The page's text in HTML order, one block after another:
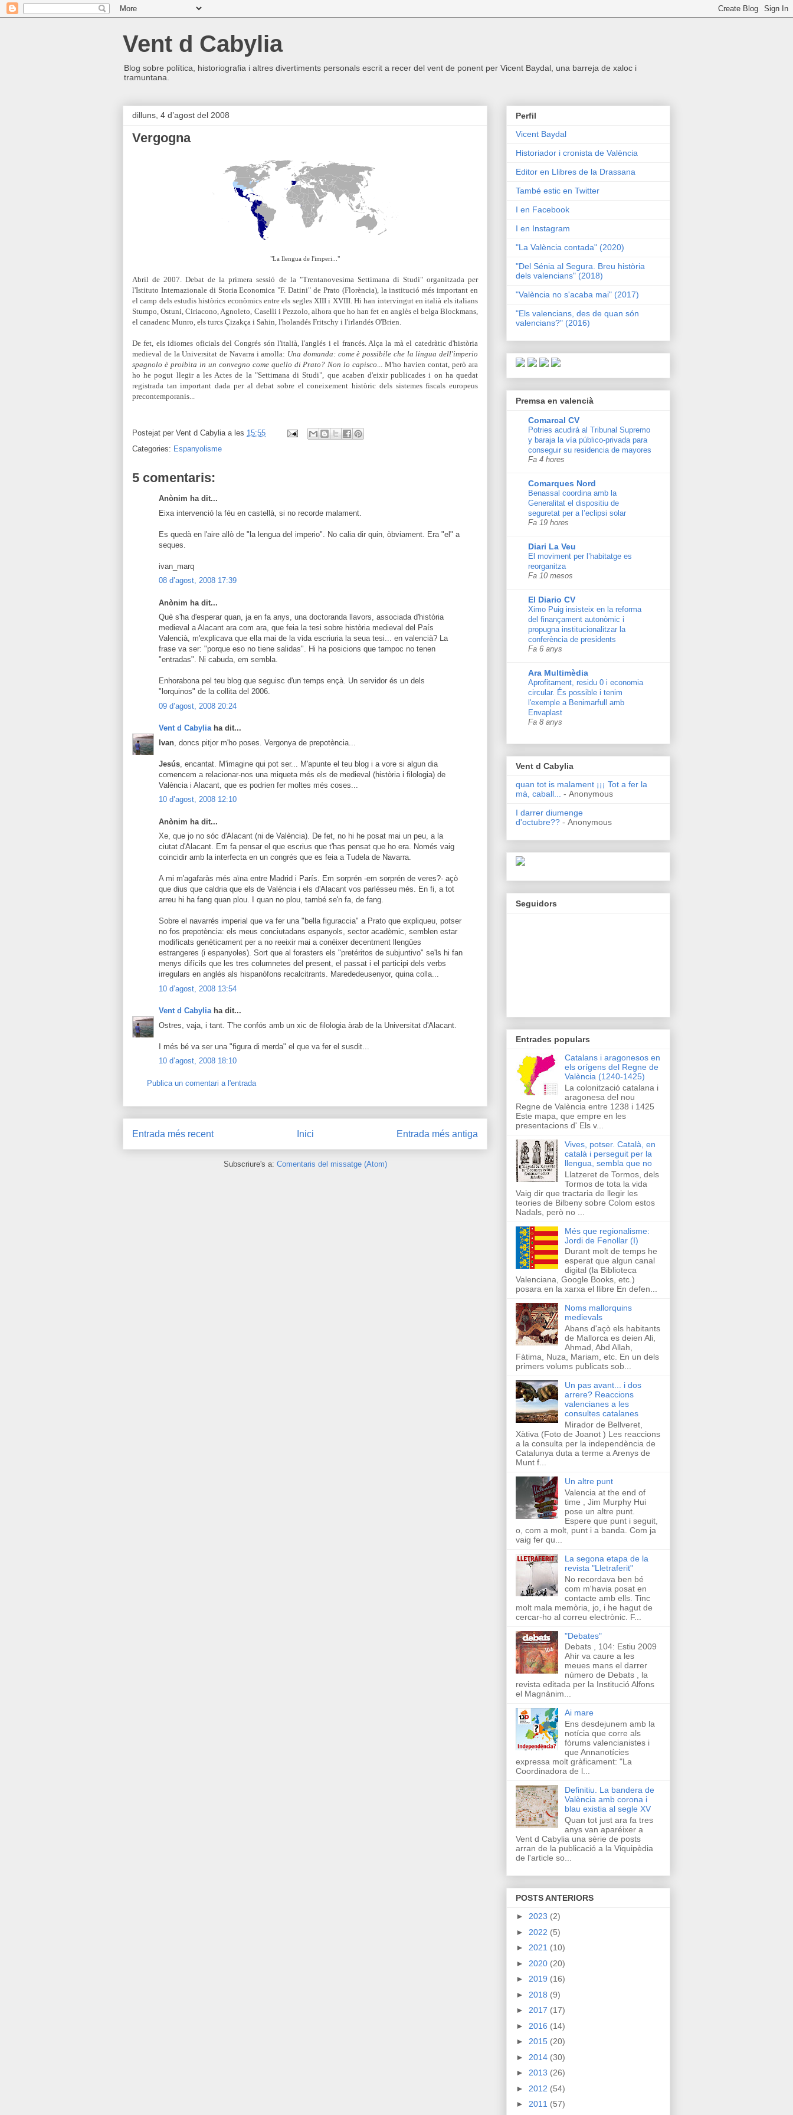
Vent d Cabylia
Blog sobre política, historiografia i altres divertiments personals escrit a recer del vent de ponent per Vicent Baydal, una barreja de xaloc i
tramuntana.
dilluns, 4 d’agost del 2008
Vergogna
"La llengua de l'imperi..."
Abril de 2007. Debat de la primera sessió de la "Trentanovesima Settimana di Studi" organitzada per
l'Istituto Internazionale di Storia Economica "F. Datini" de Prato (Florència), la institució més important en
el camp dels estudis històrics econòmics entre els segles XIII i XVIII. Hi han intervingut en italià els italians
Stumpo, Ostuni, Ciriacono, Agnoleto, Caselli i Pezzolo, alhora que ho han fet en anglès el belga Blockmans,
el canadenc Munro, els turcs Çizakça i Sahin, l'holandés Fritschy i l'irlandés O'Brien.
De fet, els idiomes oficials del Congrés són l'italià, l'anglés i el francés. Alça la mà el catedràtic d'història
medieval de la Universitat de Navarra i amolla: Una domanda: come è possibile che la lingua dell'imperio
spagnolo è proibita in un convegno come quello di Prato? Non lo capisco... M'ho havien contat, però ara
ho he pogut llegir a les Actes de la "Settimana di Studi", que acaben d'eixir publicades i on ha quedat
registrada tan important dada per al debat sobre el coneixement històric dels sistemes fiscals europeus
precontemporanis...
Postejat per Vent d Cabylia a les 15:55
Categories: Espanyolisme
5 comentaris:
Anònim ha dit...
Eixa intervenció la féu en castellà, si no recorde malament.
Es quedà en l'aire allò de "la lengua del imperio". No calia dir quin, òbviament. Era "el" a
seques.
ivan_marq
08 d’agost, 2008 17:39
Anònim ha dit...
Què s'ha d'esperar quan, ja en fa anys, una doctoranda llavors, associada d'història
medieval a Alacant ara com ara, que feia la tesi sobre història medieval del País
Valencià, m'explicava que ella mai de la vida escriuria la seua tesi... en valencià? La
frase va ser: "porque eso no tiene salidas". Hi ha posicions que tampoc no tenen
"entradas". Ni cabuda, em sembla.
Enhorabona pel teu blog que seguisc d'un temps ençà. Un servidor és un dels
"lorquinos" de la collita del 2006.
09 d’agost, 2008 20:24
Vent d Cabyliaha dit...
Ivan , doncs pitjor m'ho poses. Vergonya de prepotència...
Jesús , encantat. M'imagine qui pot ser... M'apunte el teu blog i a vore si algun dia
comencem a relacionar-nos una miqueta més els de medieval (història i filologia) de
València i Alacant, que es podrien fer moltes més coses...
10 d’agost, 2008 12:10
Anònim ha dit...
Xe, que jo no sóc d'Alacant (ni de València). De fet, no hi he posat mai un peu, a la
ciutat d'Alacant. Em fa pensar el que escrius que t'has pensat que ho era. Només vaig
coincidir amb la interfecta en un congrés que es feia a Tudela de Navarra.
A mi m'agafaràs més aïna entre Madrid i París. Em sorprén -em sorprén de veres?- açò
que dius que caldria que els de València i els d'Alacant vos parlésseu més. En fi, a tot
arreu hi ha fang quan plou. I quan no plou, també se'n fa, de fang.
Sobre el navarrés imperial que va fer una "bella figuraccia" a Prato que expliqueu, potser
no fos prepotència: els meus conciutadans espanyols, sector acadèmic, semblen estar
modificats genèticament per a no reeixir mai a conéixer decentment llengües
estrangeres (i espanyoles). Sort que al forasters els "pretéritos de subjuntivo" se'ls hi fan
menys difícils que les tres columnetes del present, el passat i el participi dels verbs
irregulars en anglés als hispanòfons recalcitrants. Marededeusenyor, quina colla...
10 d’agost, 2008 13:54
Vent d Cabyliaha dit...
Ostres, vaja, i tant. T'he confós amb un xic de filologia àrab de la Universitat d'Alacant.
I més bé va ser una "figura di merda" el que va fer el susdit...
10 d’agost, 2008 18:10
Publica un comentari a l'entrada
Entrada més recent Entrada més antiga
Inici
Subscriure's a: Comentaris del missatge (Atom)
Perfil
Vicent Baydal
Historiador i cronista de València
Editor en Llibres de la Drassana
També estic en Twitter
I en Facebook
I en Instagram
"La València contada" (2020)
"Del Sénia al Segura. Breu història
dels valencians" (2018)
"València no s'acaba mai" (2017)
"Els valencians, des de quan són
valencians?" (2016)
Premsa en valencià
Comarcal CV
Potries acudirá al Tribunal Supremo
y baraja la vía público-privada para
conseguir su residencia de mayores
Fa 4 hores
Comarques Nord
Benassal coordina amb la
Generalitat el dispositiu de
seguretat per a l’eclipsi solar
Fa 19 hores
Diari La Veu
El moviment per l’habitatge es
reorganitza
Fa 10 mesos
El Diario CV
Ximo Puig insisteix en la reforma
del finançament autonòmic i
propugna institucionalitzar la
conferència de presidents
Fa 6 anys
Ara Multimèdia
Aprofitament, residu 0 i economia
circular. És possible i tenim
l'exemple a Benimarfull amb
Envaplast
Fa 8 anys
Vent d Cabylia
quan tot is malament ¡¡¡ Tot a fer la
mà, caball...
- Anonymous
I darrer diumenge
d'octubre?? - Anonymous
Seguidors
Entrades populars
Catalans i aragonesos en
els orígens del Regne de
València (1240-1425)
La colonització catalana i
aragonesa del nou
Regne de València entre 1238 i 1425
Este mapa, que empre en les
presentacions d' Els v...
Vives, potser. Català, en
català i perseguit per la
llengua, sembla que no
Llatzeret de Tormos, dels
Tormos de tota la vida
Vaig dir que tractaria de llegir les
teories de Bilbeny sobre Colom estos
Nadals, però no ...
Més que regionalisme:
Jordi de Fenollar (I)
Durant molt de temps he
esperat que algun canal
digital (la Biblioteca
Valenciana, Google Books, etc.)
posara en la xarxa el llibre En defen...
Noms mallorquins
medievals
Abans d'açò els habitants
de Mallorca es deien Ali,
Ahmad, Abd Allah,
Fàtima, Nuza, Mariam, etc. En un dels
primers volums publicats sob...
Un pas avant... i dos
arrere? Reaccions
valencianes a les
consultes catalanes
Mirador de Bellveret,
Xàtiva (Foto de Joanot ) Les reaccions
a la consulta per la independència de
Catalunya duta a terme a Arenys de
Munt f...
Un altre punt
Valencia at the end of
time , Jim Murphy Hui
pose un altre punt.
Espere que punt i seguit,
o, com a molt, punt i a banda. Com ja
vaig fer qu...
La segona etapa de la
revista "Lletraferit"
No recordava ben bé
com m'havia posat en
contacte amb ells. Tinc
molt mala memòria, jo, i he hagut de
cercar-ho al correu electrònic. F...
"Debates"
Debats , 104: Estiu 2009
Ahir va caure a les
meues mans el darrer
número de Debats , la
revista editada per la Institució Alfons
el Magnànim...
Ai mare
Ens desdejunem amb la
notícia que corre als
fòrums valencianistes i
que Annanotícies
expressa molt gràficament: "La
Coordinadora de l...
Definitiu. La bandera de
València amb corona i
blau existia al segle XV
Quan tot just ara fa tres
anys van aparéixer a
Vent d Cabylia una sèrie de posts
arran de la publicació a la Viquipèdia
de l'article so...
POSTS ANTERIORS
► 2023 (2)
► 2022 (5)
► 2021 (10)
► 2020 (20)
► 2019 (16)
► 2018 (9)
► 2017 (17)
► 2016 (14)
► 2015 (20)
► 2014 (30)
► 2013 (26)
► 2012 (54)
► 2011 (57)